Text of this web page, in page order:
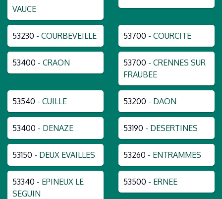
VAUCE
53230 - COURBEVEILLE 53700 - COURCITE
53400 - CRAON 53700 - CRENNES SUR
FRAUBEE
53540 - CUILLE 53200 - DAON
53400 - DENAZE 53190 - DESERTINES
53150 - DEUX EVAILLES 53260 - ENTRAMMES
53340 - EPINEUX LE
SEGUIN
53500 - ERNEE